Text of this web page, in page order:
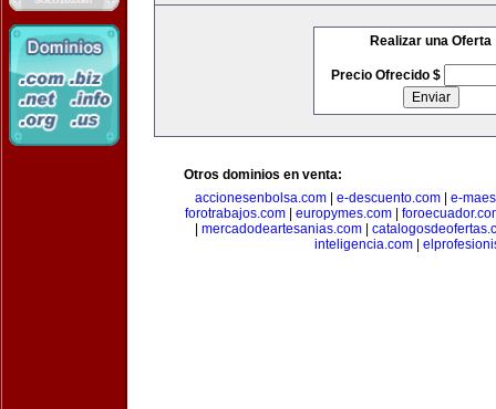
Realizar una Oferta
Precio Ofrecido $
Otros dominios en venta:
accionesenbolsa.com| e-descuento.com| e-
forotrabajos.com| europymes.com|
mercadodeartesanias.com
inteligencia.com